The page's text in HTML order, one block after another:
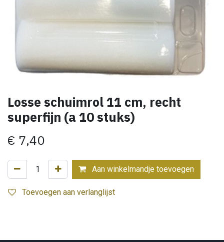
Losse schuimrol 11 cm, recht
superfijn (a 10 stuks)
€ 7,40
Aan winkelmandje toevoegen
Toevoegen aan verlanglijst